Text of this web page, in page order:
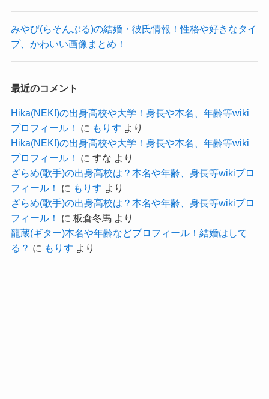
ませんでした。
プライベートでも休みがあると女友達と旅行に行
っていました。
カネヨリマサルがメジャーデビューし、その後忙
しい中でも数少ない休みだったと思われます。
そんな貴重な休みの日であれば、
彼氏がいたら彼氏とのデートに時間を割くとも考
えることができます。
女性の友達との旅行にその時間を割くということ
は
やはり彼氏の存在は現在の所いないのかな・・・
もりもとさなさんに現在彼氏がいない可能性が高
みやび(らそんぶる)の結婚・彼氏情報！性格や好きなタイ
プ、かわいい画像まとめ！
最近のコメント
Hika(NEK!)の出身高校や大学！身長や本名、年齢等wiki
プロフィール！
に もりす より
Hika(NEK!)の出身高校や大学！身長や本名、年齢等wiki
プロフィール！
に すな より
ざらめ(歌手)の出身高校は？本名や年齢、身長等wikiプロ
フィール！
に もりす より
ざらめ(歌手)の出身高校は？本名や年齢、身長等wikiプロ
フィール！
に 板倉冬馬より
龍蔵(ギター)本名や年齢などプロフィール！結婚はして
る？ に もりす より